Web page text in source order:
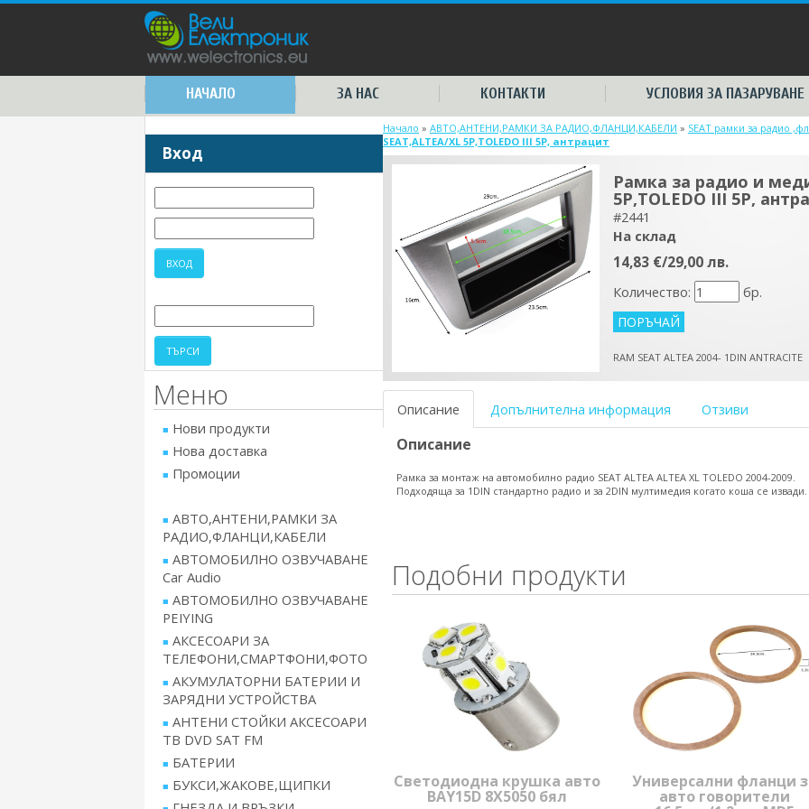
НАЧАЛО ЗА НАС КОНТАКТИ УСЛОВИЯ ЗА ПАЗАРУВАНЕ
Вход
Меню
Нови продукти
Нова доставка
Промоции
АВТО,АНТЕНИ,РАМКИ ЗА
РАДИО,ФЛАНЦИ,КАБЕЛИ
АВТОМОБИЛНО ОЗВУЧАВАНЕ
Car Audio
АВТОМОБИЛНО ОЗВУЧАВАНЕ
PEIYING
АКСЕСОАРИ ЗА
ТЕЛЕФОНИ,СМАРТФОНИ,ФОТО
АКУМУЛАТОРНИ БАТЕРИИ И
ЗАРЯДНИ УСТРОЙСТВА
АНТЕНИ СТОЙКИ АКСЕСОАРИ
ТВ DVD SAT FM
БАТЕРИИ
БУКСИ,ЖАКОВЕ,ЩИПКИ
Начало » АВТО,АНТЕНИ,РАМКИ ЗА РАДИО,ФЛАНЦИ,КАБЕЛИ » SEAT рамки за радио
SEAT,ALTEA/XL 5P,TOLEDO III 5P, антрацит
Рамка за радио и
5P,TOLEDO III 5P,
#2441
На склад
14,83 €/29,00 лв.
Количество: бр.
RAM SEAT ALTEA 2004- 1DIN ANTRACITE
Описание Допълнителна информация Отзиви
Описание
Рамка за монтаж на автомобилно радио SEAT ALTEA ALTEA XL TOLEDO 2004-2009.
Подходяща за 1DIN стандартно радио и за 2DIN мултимедия когато коша се извади.
Подобни продукти
Светодиодна крушка авто
BAY15D 8X5050 бял
Универсални фланци
авто говорители